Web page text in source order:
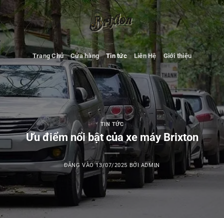
qua
nội
dung
Trang Chủ Cửa hàng Tin tức Liên Hệ Giới thiệu
TIN TỨC
Ưu điểm nổi bật của xe máy Brixton
ĐĂNG VÀO13/07/2025 BỞI ADMIN